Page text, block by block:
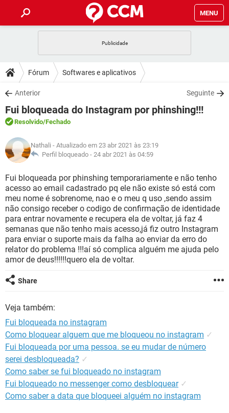
MENU
CELULAR FACEBOOK
OUTLOOK
INSTAGRAM GMAIL
GUIA DE COMPRAS
DICAS
JOGOS WHATSAPP
OUTLOOK
INSTAGRAM
GUIA DE COMPRAS
DOWNLOADS
JOGOS WHATSAPP
CELULAR
OUTLOOK EXCEL
INSTAGRAM
GUIA DE COMPRAS
FÓRUM
JOGOS
CELULAR FACEBOOK
INSTAGRAM GMAIL
GUIA DE COMPRAS
GLOSSÁRIO
JOGOS
CELULAR FACEBOOK
OUTLOOK EXCEL
INSTAGRAM GMAIL
GUIA DE COMPRAS
Fórum Softwares e aplicativos
Anterior Seguinte
Fui bloqueada do Instagram por phinshing!!!
Resolvido/Fechado
Nathali - Atualizado em 23 abr 2021 às 23:19
Perfil bloqueado - 24 abr 2021 às 04:59
Fui bloqueada por phinshing temporariamente e não tenho
acesso ao email cadastrado pq ele não existe só está com
meu nome é sobrenome, nao e o meu q uso ,sendo assim
não consigo receber o codigo de confirmação de identidade
para entrar novamente e recupera ela de voltar, já faz 4
semanas que não tenho mais acesso,já fiz outro Instagram
para enviar o suporte mais da falha ao enviar da erro do
relator do problema !!!aí só complica alguém me ajuda pelo
amor de deus!!!!!!quero ela de voltar.
Share
Veja também:
Fui bloqueada no instagram
Como bloquear alguem que me bloqueou no instagram ✓
Fui bloqueada por uma pessoa. se eu mudar de número
serei desbloqueada? ✓
Como saber se fui bloqueado no instagram
Fui bloqueado no messenger como desbloquear ✓
Como saber a data que bloqueei alguém no instagram